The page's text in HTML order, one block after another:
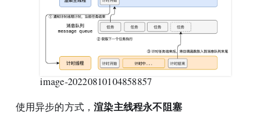
image-20220810104858857
使用异步的方式，渲染主线程永不阻塞